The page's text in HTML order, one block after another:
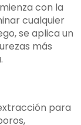
con la
cualquier
se aplica un
más
para